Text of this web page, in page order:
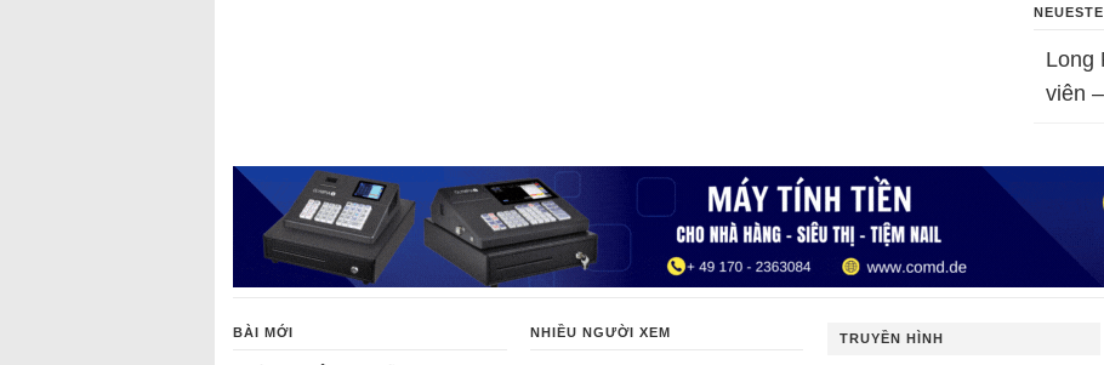
Long
viên
BÀI MỚI NHIỀU NGƯỜI XEM TRUYỀN HÌNH